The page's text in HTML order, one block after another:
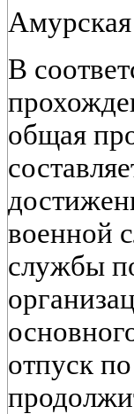
Амурская
В
общая
военной
службы
отпуск